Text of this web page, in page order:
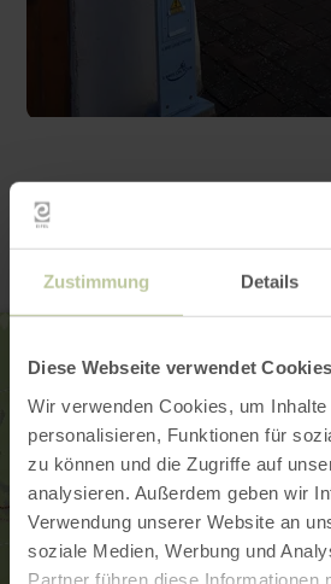
Zustimmung Details
Diese Webseite verwendet Cookies
Wir verwenden Cookies, um
personalisieren, Funktionen für
zu können und die Zugriffe auf
analysieren. Außerdem geben wir
Verwendung unserer Website an
soziale Medien, Werbung und
Partner führen diese Informationen
Contact